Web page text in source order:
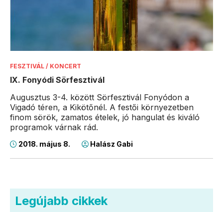
FESZTIVÁL / KONCERT
IX. Fonyódi Sörfesztivál
Augusztus 3-4. között Sörfesztivál Fonyódon a
Vigadó téren, a Kikötőnél. A festői környezetben
finom sörök, zamatos ételek, jó hangulat és kiváló
programok várnak rád.
2018. május 8. Halász Gabi
Legújabb cikkek